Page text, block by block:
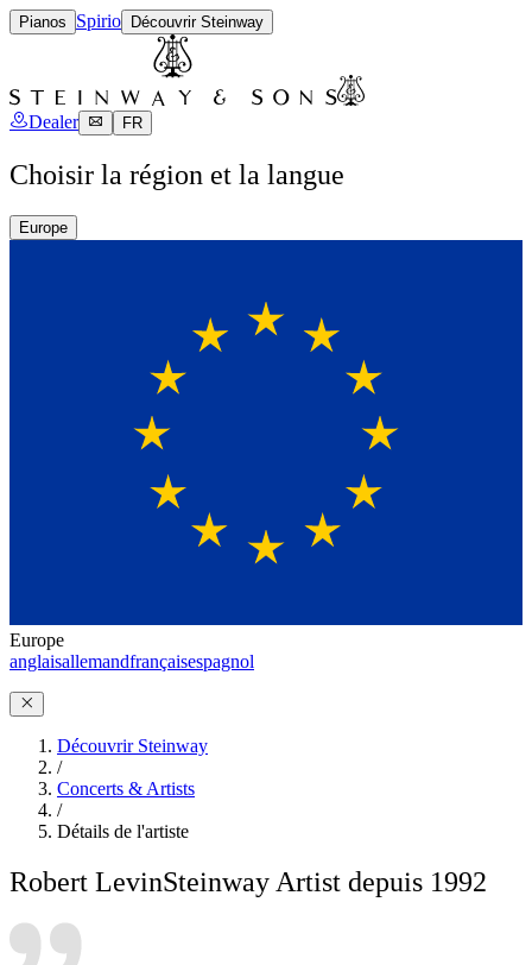
Pianos Spirio Découvrir Steinway
Dealer FR
Choisir la région et la langue
Europe
Europe
anglaisallemandfrançaisespagnol
Découvrir Steinway
/
Concerts & Artists
/
Détails de l'artiste
Robert LevinSteinway Artist depuis 1992